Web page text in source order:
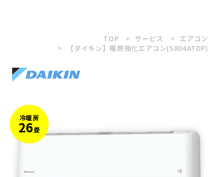
TOP サービス
エアコン
【ダイキン】暖房強化エアコン(S804ATDP)
冷暖房
26畳